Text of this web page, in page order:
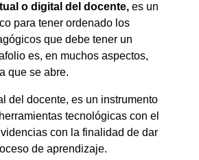
at
s
A
p
p
k
e
dI
n
e
gr
a
ss
e
n
er
m
ar
o digital del docente, es un
para tener ordenado los
que debe tener un
es, en muchos aspectos,
que se abre.
del docente, es un instrumento
tecnológicas con el
con la finalidad de dar
de aprendizaje.